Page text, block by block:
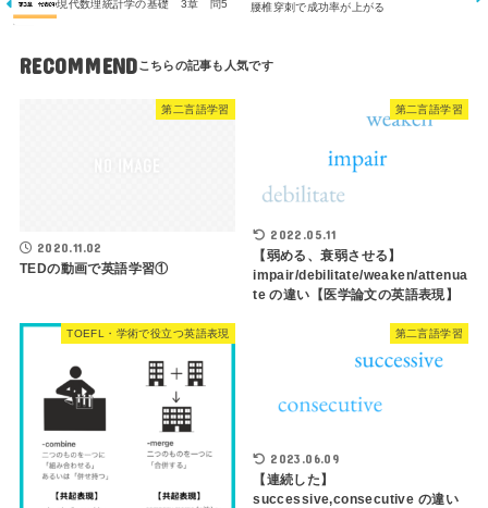
現代数理統計学の基礎 3章 問5
腰椎穿刺で成功率が上がる
RECOMMEND
第二言語学習
2020.11.02
TEDの動画で英語学習①
第二言語学習
2022.05.11
【弱める、衰弱させる】
impair/debilitate/weaken/attenua
te の違い【医学論文の英語表現】
TOEFL・学術で役立つ英語表現 第二言語学習
2023.06.09
【連続した】
successive,consecutive の違い